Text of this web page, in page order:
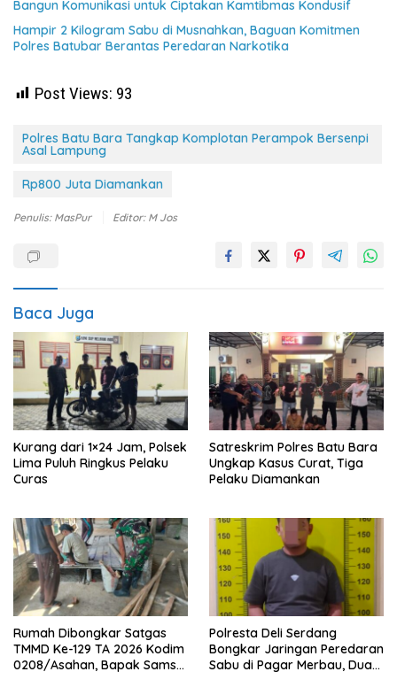
Bangun Komunikasi untuk Ciptakan Kamtibmas Kondusif
Hampir 2 Kilogram Sabu di Musnahkan, Baguan Komitmen
Polres Batubar Berantas Peredaran Narkotika
Post Views: 93
Polres Batu Bara Tangkap Komplotan Perampok Bersenpi
Asal Lampung
Rp800 Juta Diamankan
Penulis: MasPur Editor: M Jos
Baca Juga
Kurang dari 1×24 Jam, Polsek
Lima Puluh Ringkus Pelaku
Curas
Satreskrim Polres Batu Bara
Ungkap Kasus Curat, Tiga
Pelaku Diamankan
Rumah Dibongkar Satgas
TMMD Ke-129 TA 2026 Kodim
0208/Asahan, Bapak Samsul
Polresta Deli Serdang
Bongkar Jaringan Peredaran
Sabu di Pagar Merbau, Dua